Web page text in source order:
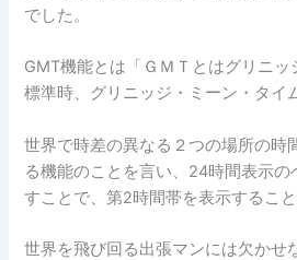
でした。
GMT機能とは「ＧＭＴとはグリニッ
標準時、グリニッジ・ミーン・タイ
世界で時差の異なる２つの場所の時
る機能のことを言い、24時間表示
すことで、第2時間帯を表示するこ
世界を飛び回る出張マンには欠かせ